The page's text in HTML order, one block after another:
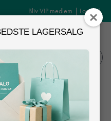
Bliv VIP medlem | Log ind
MENU
LAGERSALG